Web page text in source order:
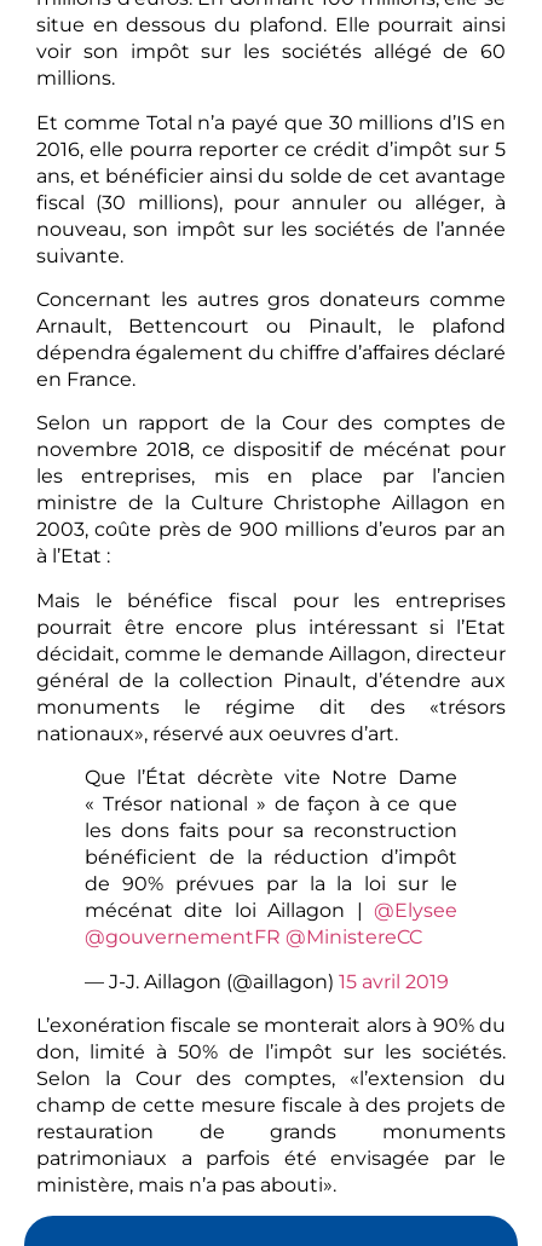
situe en dessous du plafond. Elle pourrait ainsi
voir son impôt sur les sociétés allégé de 60
millions.
Et comme Total n’a payé que 30 millions d’IS en
2016, elle pourra reporter ce crédit d’impôt sur 5
ans, et bénéficier ainsi du solde de cet avantage
fiscal (30 millions), pour annuler ou alléger, à
nouveau, son impôt sur les sociétés de l’année
suivante.
Concernant les autres gros donateurs comme
Arnault, Bettencourt ou Pinault, le plafond
dépendra également du chiffre d’affaires déclaré
en France.
Selon un rapport de la Cour des comptes de
novembre 2018, ce dispositif de mécénat pour
les entreprises, mis en place par l’ancien
ministre de la Culture Christophe Aillagon en
2003, coûte près de 900 millions d’euros par an
à l’Etat :
Mais le bénéfice fiscal pour les entreprises
pourrait être encore plus intéressant si l’Etat
décidait, comme le demande Aillagon, directeur
général de la collection Pinault, d’étendre aux
monuments le régime dit des «trésors
nationaux», réservé aux oeuvres d’art.
Que l’État décrète vite Notre Dame
« Trésor national » de façon à ce que
les dons faits pour sa reconstruction
bénéficient de la réduction d’impôt
de 90% prévues par la la loi sur le
mécénat dite loi Aillagon | @Elysee
@gouvernementFR @MinistereCC
— J-J. Aillagon (@aillagon) 15 avril 2019
L’exonération fiscale se monterait alors à 90% du
don, limité à 50% de l’impôt sur les sociétés.
Selon la Cour des comptes, «l’extension du
champ de cette mesure fiscale à des projets de
restauration de grands monuments
patrimoniaux a parfois été envisagée par le
ministère, mais n’a pas abouti».